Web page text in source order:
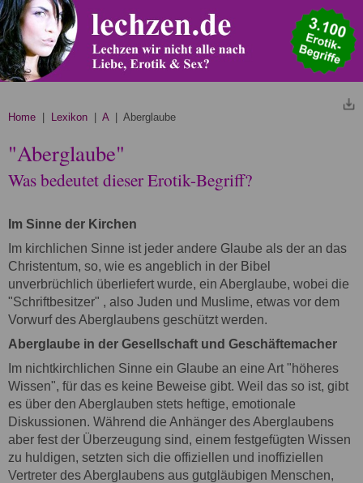
Home Lexikon A | Aberglaube
"Aberglaube"
Was bedeutet dieser Erotik-Begriff?
Im Sinne der Kirchen
Im kirchlichen Sinne ist jeder andere Glaube als der an das
Christentum, so, wie es angeblich in der Bibel
unverbrüchlich überliefert wurde, ein Aberglaube, wobei die
"Schriftbesitzer" , also Juden und Muslime, etwas vor dem
Vorwurf des Aberglaubens geschützt werden.
Aberglaube in der Gesellschaft und Geschäftemacher
Im nichtkirchlichen Sinne ein Glaube an eine Art "höheres
Wissen", für das es keine Beweise gibt. Weil das so ist, gibt
es über den Aberglauben stets heftige, emotionale
Diskussionen. Während die Anhänger des Aberglaubens
aber fest der Überzeugung sind, einem festgefügten Wissen
zu huldigen, setzten sich die offiziellen und inoffiziellen
Vertreter des Aberglaubens aus gutgläubigen Menschen,